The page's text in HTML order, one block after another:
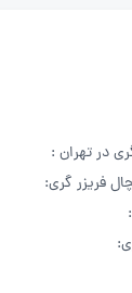
داکت اسپلیت
در تهران :
فریزر گری: